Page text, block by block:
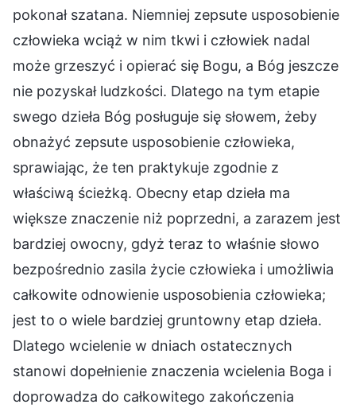
pokonał szatana. Niemniej zepsute usposobienie
człowieka wciąż w nim tkwi i człowiek nadal
może grzeszyć i opierać się Bogu, a Bóg jeszcze
nie pozyskał ludzkości. Dlatego na tym etapie
swego dzieła Bóg posługuje się słowem, żeby
obnażyć zepsute usposobienie człowieka,
sprawiając, że ten praktykuje zgodnie z
właściwą ścieżką. Obecny etap dzieła ma
większe znaczenie niż poprzedni, a zarazem jest
bardziej owocny, gdyż teraz to właśnie słowo
bezpośrednio zasila życie człowieka i umożliwia
całkowite odnowienie usposobienia człowieka;
jest to o wiele bardziej gruntowny etap dzieła.
Dlatego wcielenie w dniach ostatecznych
stanowi dopełnienie znaczenia wcielenia Boga i
doprowadza do całkowitego zakończenia